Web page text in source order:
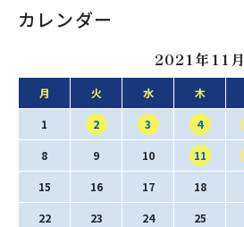
カレンダー
2021年11月
月 火 水 木
1 2 3 4
8 9 10 11
15 16 17 18
22 23 24 25